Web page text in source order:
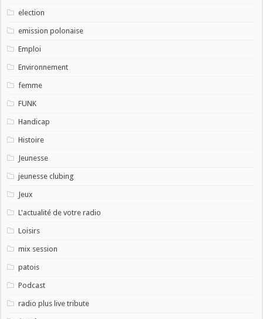
election
emission polonaise
Emploi
Environnement
femme
FUNK
Handicap
Histoire
Jeunesse
jeunesse clubing
Jeux
L'actualité de votre radio
Loisirs
mix session
patois
Podcast
radio plus live tribute